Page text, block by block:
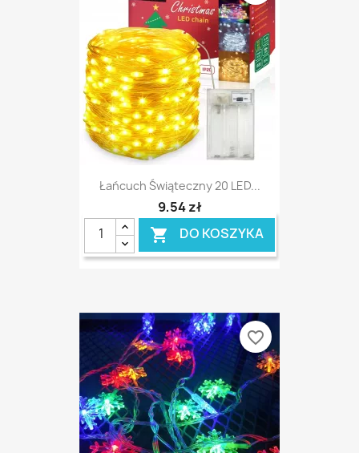
Łańcuch Świąteczny 20 LED...
9,54 zł
 DO KOSZYKA
favorite_border